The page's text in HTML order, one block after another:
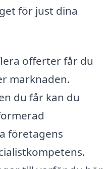
för just dina
offerter får du
marknaden.
du får kan du
företagens